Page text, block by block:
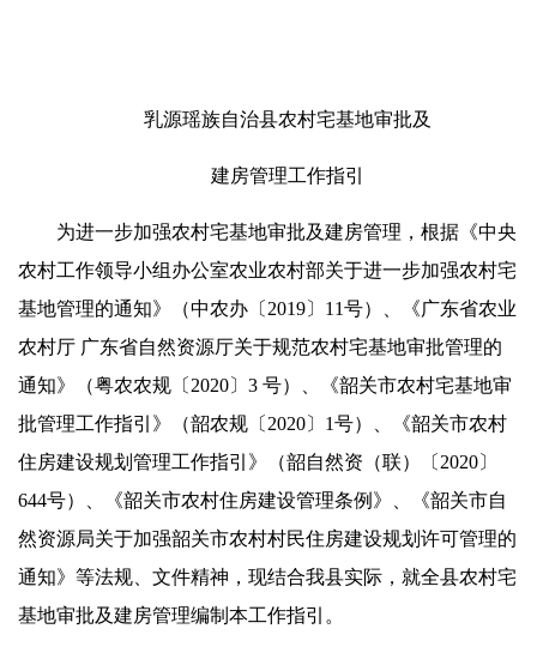
乳源瑶族自治县农村宅基地审批及
建房管理工作指引
为进一步加强农村宅基地审批及建房管理，根据《中央
农村工作领导小组办公室农业农村部关于进一步加强农村宅
基地管理的通知》（中农办〔2019〕11号）、《广东省农业
农村厅 广东省自然资源厅关于规范农村宅基地审批管理的
通知》（粤农农规〔2020〕3 号）、《韶关市农村宅基地审
批管理工作指引》（韶农规〔2020〕1号）、《韶关市农村
住房建设规划管理工作指引》（韶自然资（联）〔2020〕
644号）、《韶关市农村住房建设管理条例》、《韶关市自
然资源局关于加强韶关市农村村民住房建设规划许可管理的
通知》等法规、文件精神，现结合我县实际，就全县农村宅
基地审批及建房管理编制本工作指引。